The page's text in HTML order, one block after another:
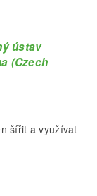
ústav
(Czech
šířit a využívat